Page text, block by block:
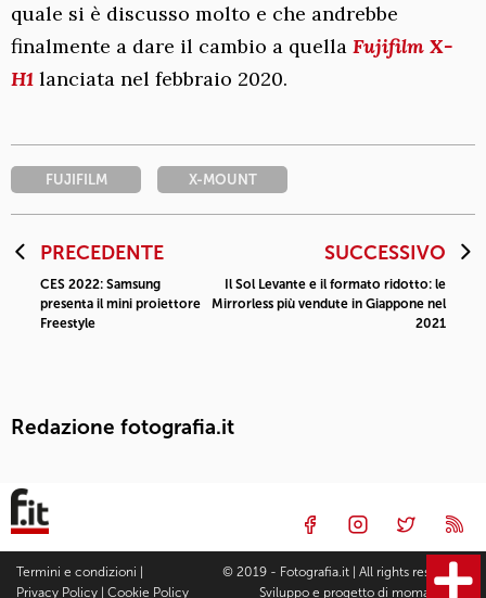
quale si è discusso molto e che andrebbe
finalmente a dare il cambio a quella Fujifilm X-
H1 lanciata nel febbraio 2020.
FUJIFILM X-MOUNT
PRECEDENTE
CES 2022: Samsung
presenta il mini proiettore
Freestyle
SUCCESSIVO
Il Sol Levante e il formato ridotto: le
Mirrorless più vendute in Giappone nel
2021
Redazione fotografia.it
Termini e condizioni
Privacy Policy
Cookie Policy
© 2019 - Fotografia.it | All rights reserved |
Sviluppo e progetto di moma Studio